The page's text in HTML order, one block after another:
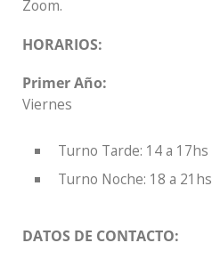
Zoom.
HORARIOS:
Primer Año:
Viernes
Turno Tarde: 14 a 17hs
Turno Noche: 18 a 21hs
DATOS DE CONTACTO: